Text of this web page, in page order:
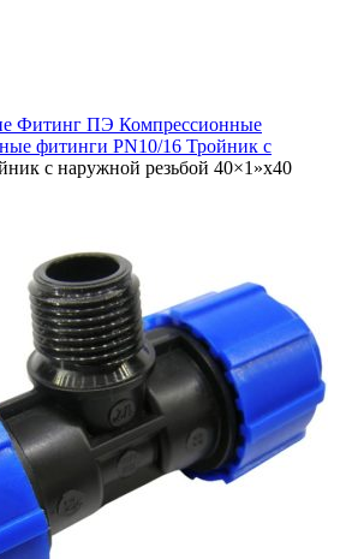
Фитинг ПЭ Компрессионные
фитинги PN10/16 Тройник с
с наружной резьбой 40×1»x40